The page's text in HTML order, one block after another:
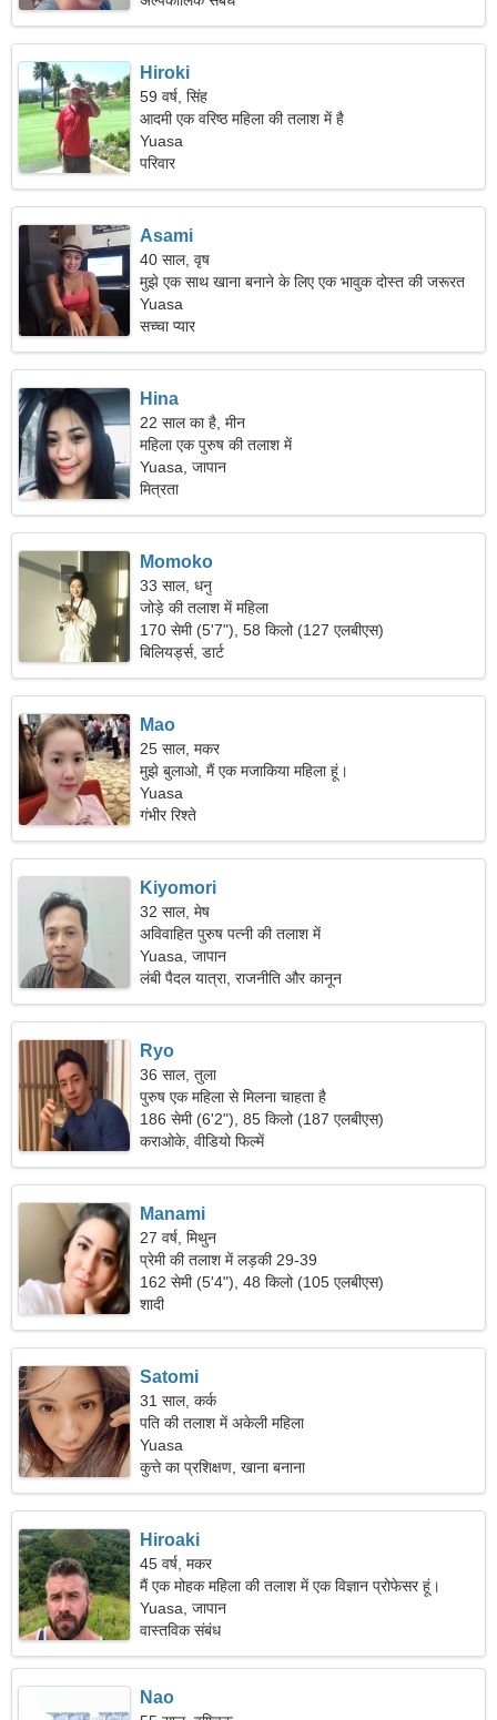
Hiroki
59 वर्ष, सिंह
आदमी एक वरिष्ठ महिला की तलाश में है
Yuasa
परिवार
Asami
40 साल, वृष
मुझे एक साथ खाना बनाने के लिए एक भावुक दोस्त की जरूरत
है।
Yuasa
सच्चा प्यार
Hina
22 साल का है, मीन
महिला एक पुरुष की तलाश में
Yuasa, जापान
मित्रता
Momoko
33 साल, धनु
जोड़े की तलाश में महिला
170 सेमी (5'7"), 58 किलो (127 एलबीएस)
बिलियर्ड्स, डार्ट
Mao
25 साल, मकर
मुझे बुलाओ, मैं एक मजाकिया महिला हूं।
Yuasa
गंभीर रिश्ते
Kiyomori
32 साल, मेष
अविवाहित पुरुष पत्नी की तलाश में
Yuasa, जापान
लंबी पैदल यात्रा, राजनीति और कानून
Ryo
36 साल, तुला
पुरुष एक महिला से मिलना चाहता है
186 सेमी (6'2"), 85 किलो (187 एलबीएस)
कराओके, वीडियो फिल्में
Manami
27 वर्ष, मिथुन
प्रेमी की तलाश में लड़की 29-39
162 सेमी (5'4"), 48 किलो (105 एलबीएस)
शादी
Satomi
31 साल, कर्क
पति की तलाश में अकेली महिला
Yuasa
कुत्ते का प्रशिक्षण, खाना बनाना
Hiroaki
45 वर्ष, मकर
मैं एक मोहक महिला की तलाश में एक विज्ञान प्रोफेसर हूं।
Yuasa, जापान
वास्तविक संबंध
Nao